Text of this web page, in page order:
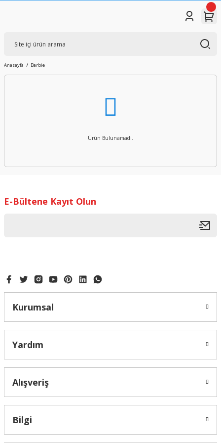
Anasayfa Barbie
Ürün Bulunamadı.
E-Bültene Kayıt Olun
Kurumsal
Yardım
Alışveriş
Bilgi